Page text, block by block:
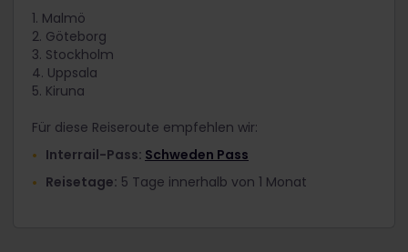
1. Malmö
2. Göteborg
3. Stockholm
4. Uppsala
5. Kiruna
Für diese Reiseroute empfehlen wir:
Interrail-Pass: Schweden Pass
Reisetage: 5 Tage innerhalb von 1 Monat